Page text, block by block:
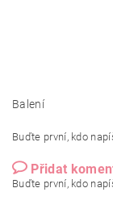
Balení
Buďte první, kdo
Přidat
Buďte první, kdo